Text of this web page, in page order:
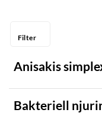
Filter
Hobbyfjäderfä
Anisakis
Bakteriell